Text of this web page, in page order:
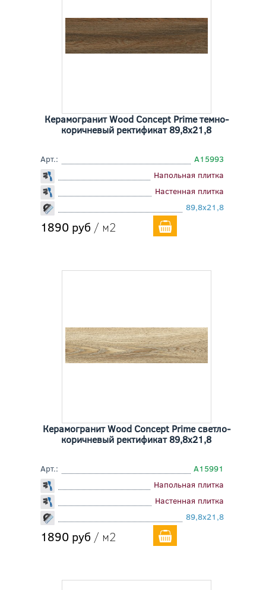
Керамогранит Wood Concept Prime темно-
коричневый ректификат 89,8x21,8
Арт.:
A15993
Напольная плитка
Настенная плитка
89,8x21,8
1890 руб / м2
Керамогранит Wood Concept Prime светло-
коричневый ректификат 89,8x21,8
Арт.:
A15991
Напольная плитка
Настенная плитка
89,8x21,8
1890 руб / м2